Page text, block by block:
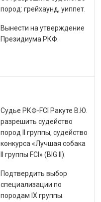
пород: грейхаунд, уиппет.
Вынести на утверждение
Президиума РКФ.
Судье РКФ-FCI Ракуте В.Ю.
разрешить судейство
пород II группы, судейство
конкурса «Лучшая собака
II группы FCI» (BIG II).
Подтвердить выбор
специализации по
породам IX группы.